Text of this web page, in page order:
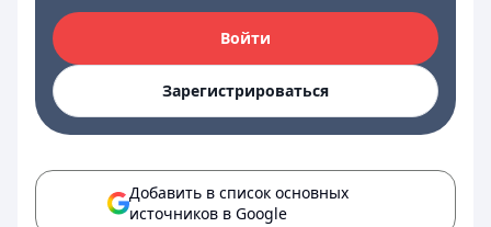
Войти
Зарегистрироваться
Добавить в список основных
источников в Google